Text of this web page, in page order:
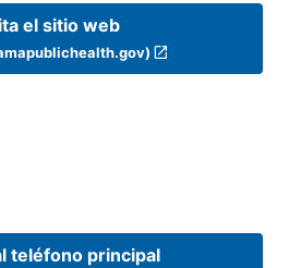
el sitio web
teléfono principal